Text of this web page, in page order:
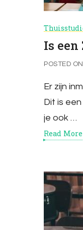
Is
POSTED ON
Er zijn
Dit is
je ook …
Read More